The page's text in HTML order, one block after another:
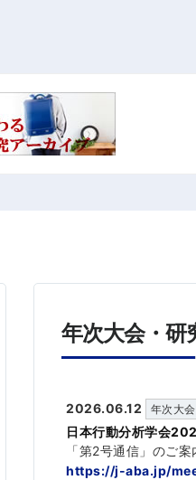
年次大会・研
2026.06.12 年次大会
日本行動分析学会
「第2号通信」のご案
https://j-aba.jp/